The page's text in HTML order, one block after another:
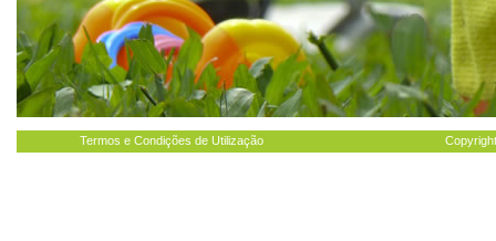
Termos e Condições de Utilização